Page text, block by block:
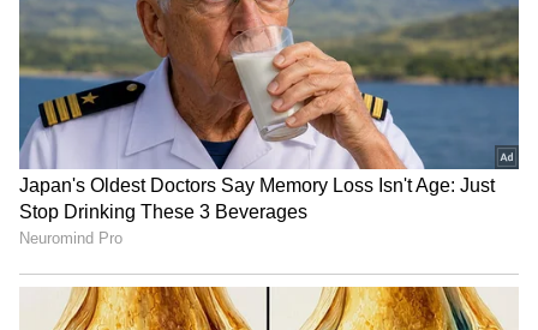
விண்ணப்பதாரர்களுக்கு நிரந்தர
பதிவுக்கட்டணம் ரூ.150 ஆக செலுத்த
வேண்டும். தேர்வு கட்டணம் ரூ.100 ஆக
செலுத்த வேண்டும்.
மேலும் படிக்க:
சம்பளத்தில் டிஎன்பிஎஸ்சி புதிய
வேலைவாய்ப்பு.. விண்ணப்ப பதிவு
வெற்றி!